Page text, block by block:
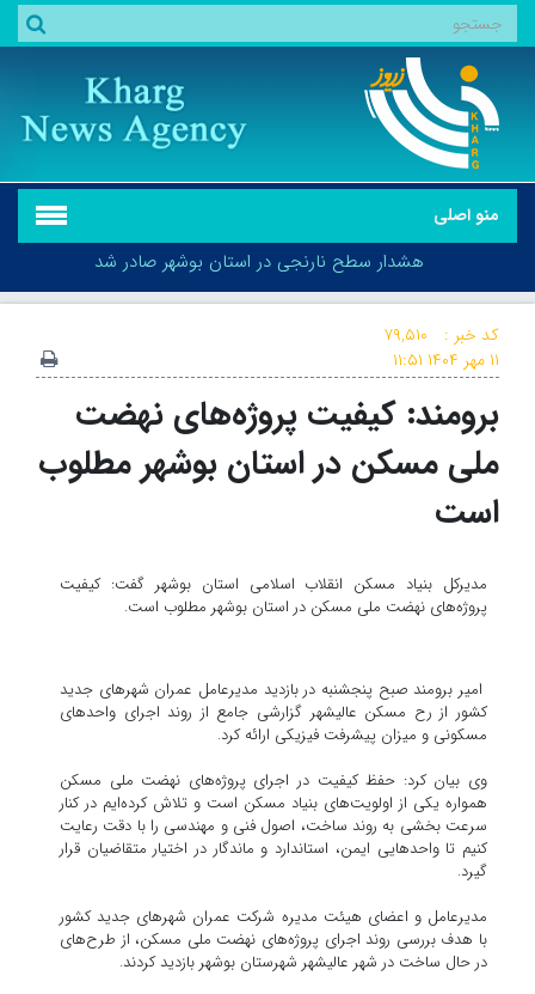
منو اصلی
هشدار سطح نارنجی در استان بوشهر صادر شد
هشدار سطح نارنجی در استان بوشهر صادر شد
کد خبر :
۷۹,۵۱۰
۱۱ مهر ۱۴۰۴
۱۱:۵۱
برومند: کیفیت پروژه‌های نهضت
ملی مسکن در استان بوشهر مطلوب
است
مدیرکل بنیاد مسکن انقلاب اسلامی استان بوشهر گفت: کیفیت
پروژه‌های نهضت ملی مسکن در استان بوشهر مطلوب است.
امیر برومند صبح پنجشنبه در بازدید مدیرعامل عمران شهرهای جدید
کشور از رح مسکن عالیشهر گزارشی جامع از روند اجرای واحدهای
مسکونی و میزان پیشرفت فیزیکی ارائه کرد.
وی بیان کرد: حفظ کیفیت در اجرای پروژه‌های نهضت ملی مسکن
همواره یکی از اولویت‌های بنیاد مسکن است و تلاش کرده‌ایم در کنار
سرعت بخشی به روند ساخت، اصول فنی و مهندسی را با دقت رعایت
کنیم تا واحدهایی ایمن، استاندارد و ماندگار در اختیار متقاضیان قرار
گیرد.
مدیرعامل و اعضای هیئت مدیره شرکت عمران شهرهای جدید کشور
با هدف بررسی روند اجرای پروژه‌های نهضت ملی مسکن، از طرح‌های
در حال ساخت در شهر عالیشهر شهرستان بوشهر بازدید کردند.